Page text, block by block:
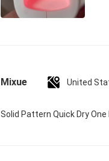
Mixue United
Solid Pattern Quick Dry